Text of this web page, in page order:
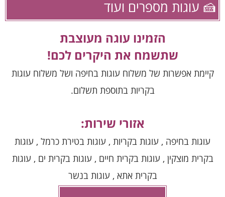
🍰 עוגות מספרים ועוד
הזמינו עוגה מעוצבת
שתשמח את היקרים לכם!
קיימת אפשרות של משלוח עוגות בחיפה ושל משלוח עוגות
בקריות בתוספת תשלום.
אזורי שירות:
עוגות בחיפה , עוגות בקריות , עוגות בטירת כרמל , עוגות
בקרית מוצקין , עוגות בקרית חיים , עוגות בקרית ים , עוגות
בקרית אתא , עוגות בנשר